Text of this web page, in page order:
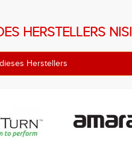
HERSTELLERS NISI
Herstellers